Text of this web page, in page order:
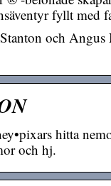
fyllt med
och Angus
hitta
och hj.